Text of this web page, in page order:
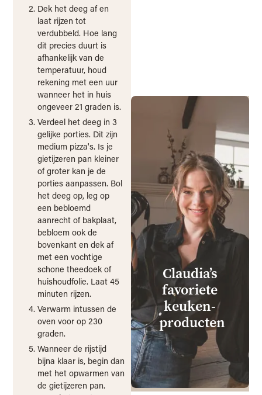
Dek het deeg af en
laat rijzen tot
verdubbeld. Hoe lang
dit precies duurt is
afhankelijk van de
temperatuur, houd
rekening met een uur
wanneer het in huis
ongeveer 21 graden is.
Verdeel het deeg in 3
gelijke porties. Dit zijn
medium pizza's. Is je
gietijzeren pan kleiner
of groter kan je de
porties aanpassen. Bol
het deeg op, leg op
een bebloemd
aanrecht of bakplaat,
bebloem ook de
bovenkant en dek af
met een vochtige
schone theedoek of
huishoudfolie. Laat 45
minuten rijzen.
Verwarm intussen de
oven voor op 230
graden.
Wanneer de rijstijd
bijna klaar is, begin dan
met het opwarmen van
de gietijzeren pan.
Harde
broodjes
FOOD FROM